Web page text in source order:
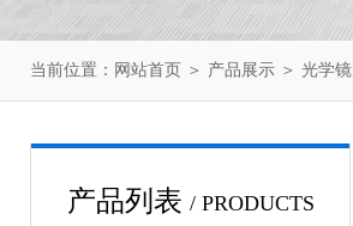
当前位置： 网站首页 ＞ 产品展示 ＞ 光学
产品列表 / PRODUCTS